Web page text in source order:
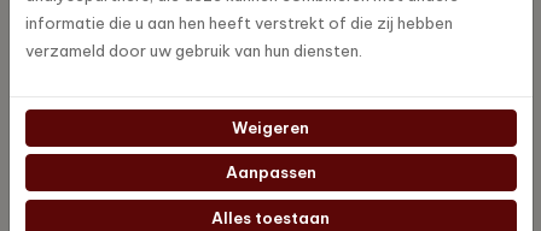
Specificaties
Merk Bradley's
informatie die u aan hen heeft verstrekt of die zij hebben
verzameld door uw gebruik van hun diensten.
Weigeren
Aanpassen
Alles toestaan